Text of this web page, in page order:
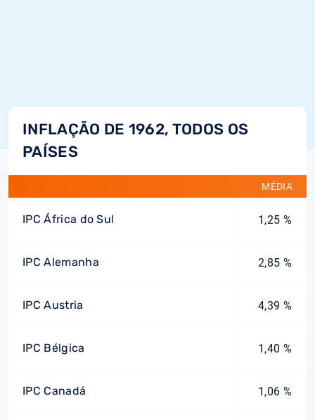
INFLAÇÃO DE 1962, TODOS OS
PAÍSES
MÉDIA
IPC África do Sul 1,25 %
IPC Alemanha 2,85 %
IPC Austria 4,39 %
IPC Bélgica 1,40 %
IPC Canadá 1,06 %